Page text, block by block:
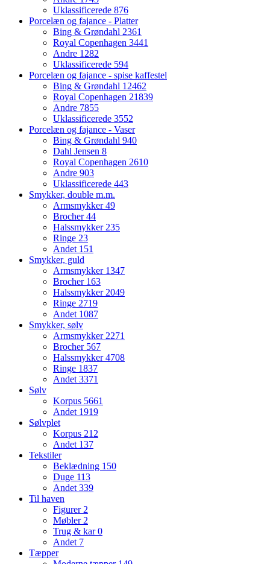
Uklassificerede 876
Porcelæn og fajance - Platter
Bing & Grøndahl 2361
Royal Copenhagen 3441
Andre 1282
Uklassificerede 594
Porcelæn og fajance - spise kaffestel
Bing & Grøndahl 12462
Royal Copenhagen 21839
Andre 7855
Uklassificerede 3552
Porcelæn og fajance - Vaser
Bing & Grøndahl 940
Dahl Jensen 8
Royal Copenhagen 2610
Andre 903
Uklassificerede 443
Smykker, double m.m.
Armsmykker49
Brocher44
Halssmykker 235
Ringe 23
Andet 151
Smykker, guld
Armsmykker 1347
Brocher 163
Halssmykker 2049
Ringe 2719
Andet 1087
Smykker, sølv
Armsmykker 2271
Brocher 567
Halssmykker4708
Ringe 1837
Andet 3371
Sølv
Korpus 5661
Andet 1919
Sølvplet
Korpus 212
Andet 137
Tekstiler
Beklædning 150
Duge 113
Andet 339
Til haven
Figurer 2
Møbler 2
Trug & kar0
Andet 7
Tæpper